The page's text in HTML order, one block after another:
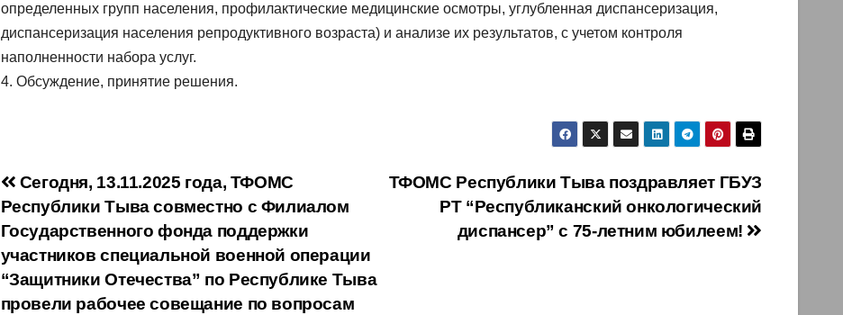
определенных групп населения, профилактические медицинские осмотры, углубленная диспансеризация,
диспансеризация населения репродуктивного возраста) и анализе их результатов, с учетом контроля
наполненности набора услуг.
4. Обсуждение, принятие решения.
Навигация
по
записям
ТФОМС Республики Тыва поздравляет ГБУЗ
РТ “Республиканский онкологический
диспансер” с 75-летним юбилеем!
Сегодня, 13.11.2025 года, ТФОМС
Республики Тыва совместно с Филиалом
Государственного фонда поддержки
участников специальной военной операции
“Защитники Отечества” по Республике Тыва
провели рабочее совещание по вопросам